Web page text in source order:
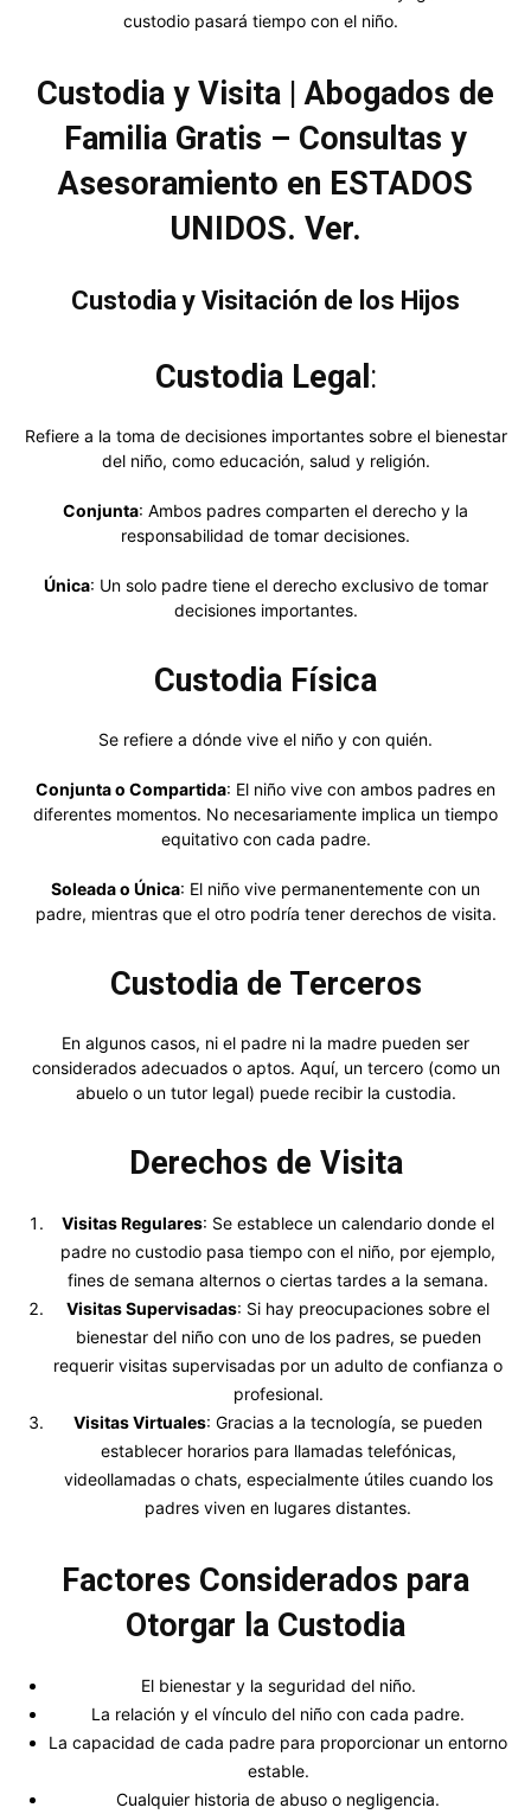
custodio pasará tiempo con el niño.
Custodia y Visita | Abogados de
Familia Gratis – Consultas y
Asesoramiento en ESTADOS
UNIDOS. Ver.
Custodia y Visitación de los Hijos
Custodia Legal :
Refiere a la toma de decisiones importantes sobre el bienestar
del niño, como educación, salud y religión.
Conjunta: Ambos padres comparten el derecho y la
responsabilidad de tomar decisiones.
Única: Un solo padre tiene el derecho exclusivo de tomar
decisiones importantes.
Custodia Física
Se refiere a dónde vive el niño y con quién.
Conjunta o Compartida: El niño vive con ambos padres en
diferentes momentos. No necesariamente implica un tiempo
equitativo con cada padre.
Soleada o Única: El niño vive permanentemente con un
padre, mientras que el otro podría tener derechos de visita.
Custodia de Terceros
En algunos casos, ni el padre ni la madre pueden ser
considerados adecuados o aptos. Aquí, un tercero (como un
abuelo o un tutor legal) puede recibir la custodia.
Derechos de Visita
Visitas Regulares: Se establece un calendario donde el
padre no custodio pasa tiempo con el niño, por ejemplo,
fines de semana alternos o ciertas tardes a la semana.
Visitas Supervisadas: Si hay preocupaciones sobre el
bienestar del niño con uno de los padres, se pueden
requerir visitas supervisadas por un adulto de confianza o
profesional.
Visitas Virtuales: Gracias a la tecnología, se pueden
establecer horarios para llamadas telefónicas,
videollamadas o chats, especialmente útiles cuando los
padres viven en lugares distantes.
Factores Considerados para
Otorgar la Custodia
El bienestar y la seguridad del niño.
La relación y el vínculo del niño con cada padre.
La capacidad de cada padre para proporcionar un entorno
estable.
Cualquier historia de abuso o negligencia.